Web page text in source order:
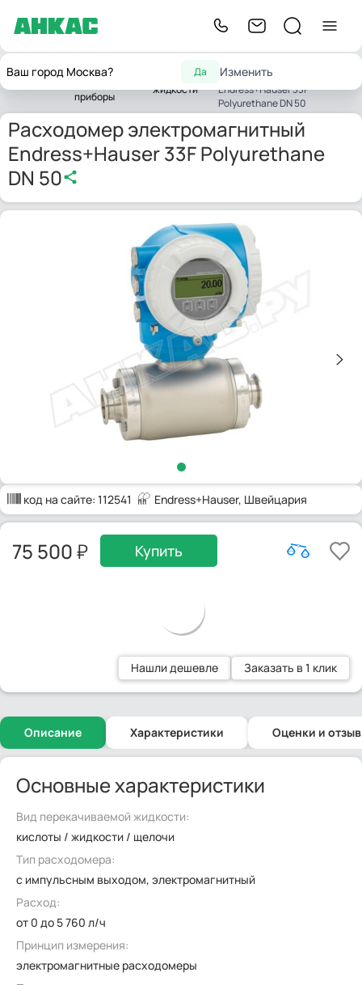
Ваш город Москва? Да Изменить
Главная
Контрольно-
приборы
Расходомеры
жидкости
электромагнитный
Endress+Hauser 33F
Polyurethane DN 50
Расходомер электромагнитный
Endress+Hauser 33F Polyurethane
DN 50
код на сайте: 112541 Endress+Hauser, Швейцария
75 500 Купить
Нашли дешевле Заказать в 1 клик
Описание Характеристики Оценки и
Основные характеристики
Вид перекачиваемой жидкости:
кислоты / жидкости / щелочи
Тип расходомера:
с импульсным выходом, электромагнитный
Расход:
от 0 до 5 760 л/ч
Принцип измерения:
электромагнитные расходомеры